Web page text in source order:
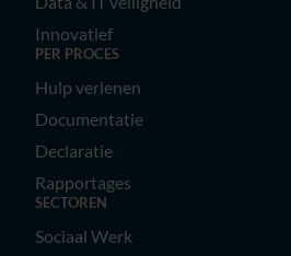
Innovatief
PER PROCES
Hulp verlenen
Documentatie
Declaratie
Rapportages
SECTOREN
Sociaal Werk